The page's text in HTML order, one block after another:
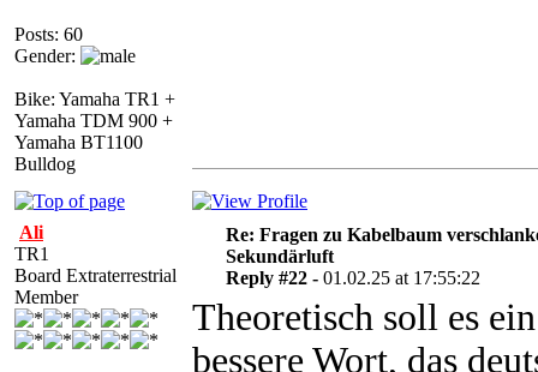
Posts: 60
Gender:
Bike: Yamaha TR1 +
Yamaha TDM 900 +
Yamaha BT1100
Bulldog
Ali
TR1
Board Extraterrestrial
Member
Re: Fragen zu Kabelbaum
Sekundärluft
Reply #22 - 01.02.25 at 17:55:22
Theoretisch soll es
bessere Wort, das